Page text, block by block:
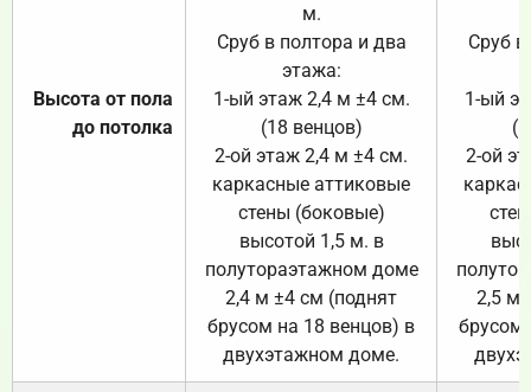
Высота от пола
до потолка
м.
Сруб в полтора и два
этажа:
1-ый этаж 2,4 м ±4 см.
(18 венцов)
2-ой этаж 2,4 м ±4 см.
каркасные аттиковые
стены (боковые)
высотой 1,5 м. в
полутораэтажном доме
2,4 м ±4 см (поднят
брусом на 18 венцов) в
двухэтажном доме.
Сруб
1-ый
2-ой
2,5 м
брусом